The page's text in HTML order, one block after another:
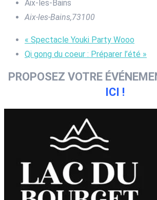
Aix-les-Bains
Aix-les-Bains,73100
« Spectacle Youki Party Wooo
Qi gong du coeur : Préparer l’été »
PROPOSEZ VOTRE
ICI !